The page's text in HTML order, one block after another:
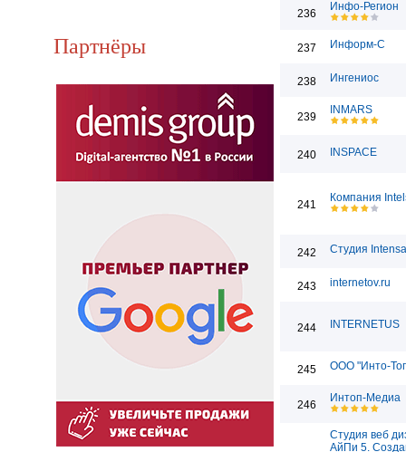
Партнёры
236
Инфо-Регион
237 Информ-С
238 Ингениос
239
INMARS
240 INSPACE
241
Компания
242 Студия Intensa
243 internetov.ru
244 INTERNETUS
245 ООО "Инто-
246
Интоп-Медиа
Студия веб
АйПи 5.